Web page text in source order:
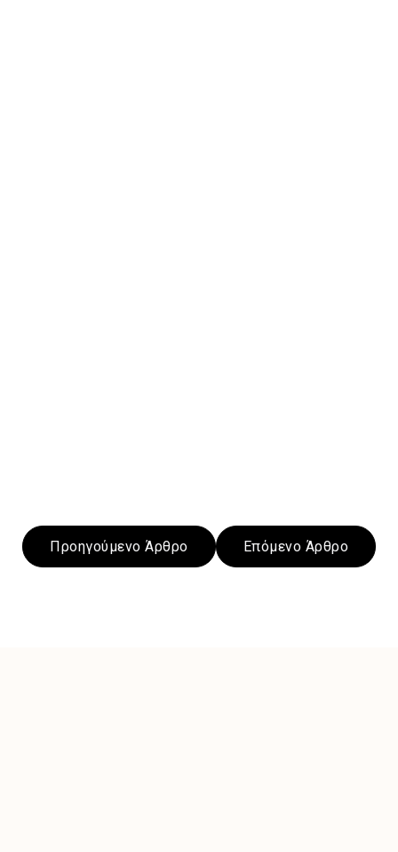
Προηγούμενο Άρθρο Επόμενο Άρθρο